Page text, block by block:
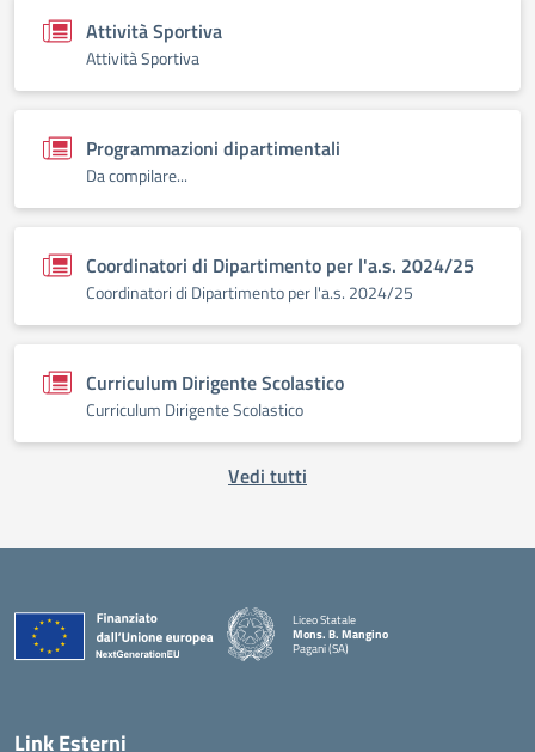
Attività Sportiva
Attività Sportiva
Programmazioni dipartimentali
Da compilare...
Coordinatori di Dipartimento per l'a.s. 2024/25
Coordinatori di Dipartimento per l'a.s. 2024/25
Curriculum Dirigente Scolastico
Curriculum Dirigente Scolastico
Vedi tutti
Liceo Statale
Mons. B. Mangino
Pagani (SA)
— Visita la pagina iniziale della scuola
Link Esterni